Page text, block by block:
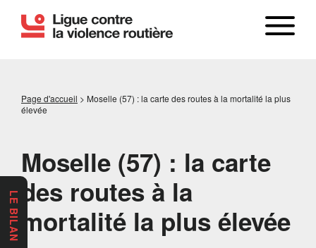
Page d'accueil > Moselle (57) : la carte des routes à la mortalité la plus
élevée
Moselle (57) : la carte
des routes à la
mortalité la plus élevée
LE BILAN